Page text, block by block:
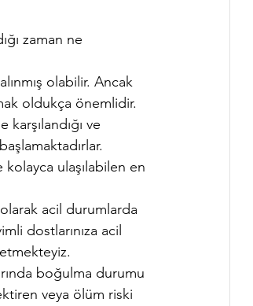
zaman ne
oldukça önemlidir.
ve
ulaşılabilen en
acil durumlarda
dostlarınıza acil
boğulma durumu
veya ölüm riski